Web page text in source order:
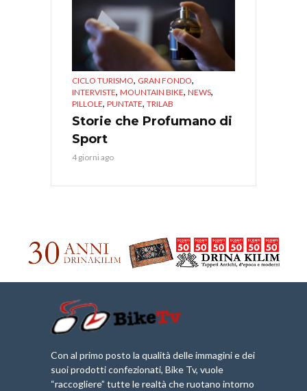
CICLO TURISMO, GRAN FONDO,
INTERVISTE, MOUNTAIN BIKE, NEWS,
PILLOLE, PUNTATE, TRILAB
Storie che Profumano di
Sport
4 giorni ago
Con al primo posto la qualità delle immagini e dei
suoi prodotti confezionati, Bike Tv, vuole
“raccogliere” tutte le realtà che ruotano intorno